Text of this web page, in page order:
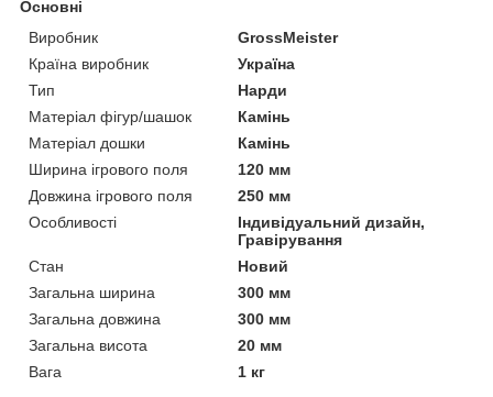
Основні
Виробник
GrossMeister
Країна виробник
Україна
Тип
Нарди
Матеріал фігур/шашок
Камінь
Матеріал дошки
Камінь
Ширина ігрового поля
120 мм
Довжина ігрового поля
250 мм
Особливості
Індивідуальний дизайн,
Гравірування
Стан
Новий
Загальна ширина
300 мм
Загальна довжина
300 мм
Загальна висота
20 мм
Вага
1 кг